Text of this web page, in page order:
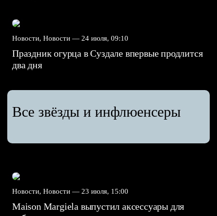
Новости, Новости — 24 июля, 09:10
Праздник огурца в Суздале впервые продлится
два дня
Все звёзды и инфлюенсеры
Новости, Новости — 23 июля, 15:00
Maison Margiela выпустил аксессуары для